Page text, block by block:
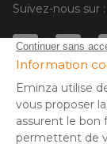
Suivez-nous sur :
© Copyright